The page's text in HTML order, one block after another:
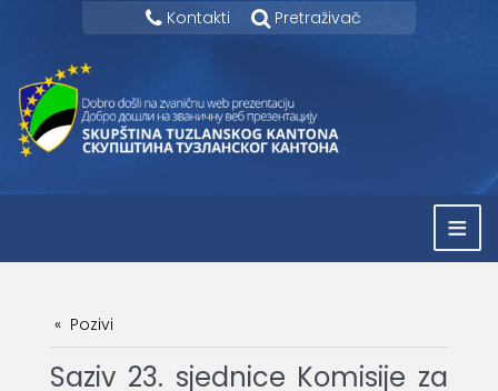
Kontakti Pretraživač
≡
Pozivi
Saziv 23. sjednice Komisije za